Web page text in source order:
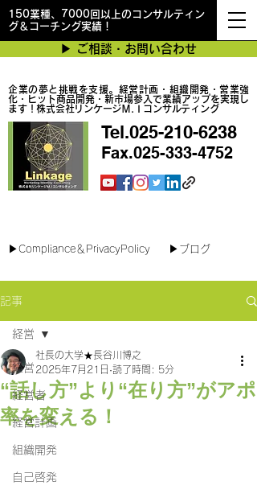
150業種、7000回以上のコンサルティン
グ＆コーチング実績！
企業の夢と挑戦を支援。経営計画・組織開発・営業強
化・ヒット商品開発・新市場参入で業績アップを実現し
ます！株式会社リンケージＭ.Ｉコンサルティング
▶︎ ご相談・お問い合わせ
Tel.025-210-6238
Fax.025-333-4752
▶︎Compliance＆PrivacyPolicy ▶︎ブログ
記事
経営
経営者
経営計画
組織開発
自己啓発
経営
“話し方”より“在り方”がアポ
率を変える！
社長の大学★長谷川博之
2025年7月21日 読了時間: 5分